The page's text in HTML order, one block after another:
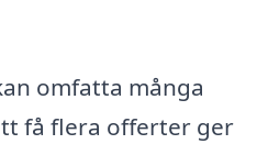
omfatta många
få flera offerter ger